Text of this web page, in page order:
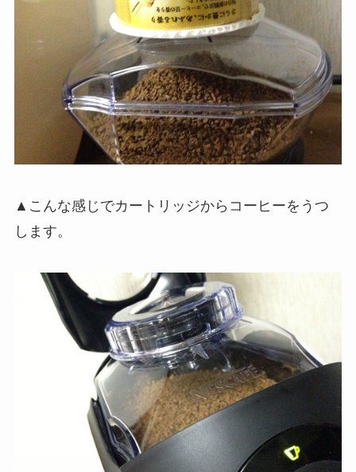
▲こんな感じでカートリッジからコーヒーをうつ
します。